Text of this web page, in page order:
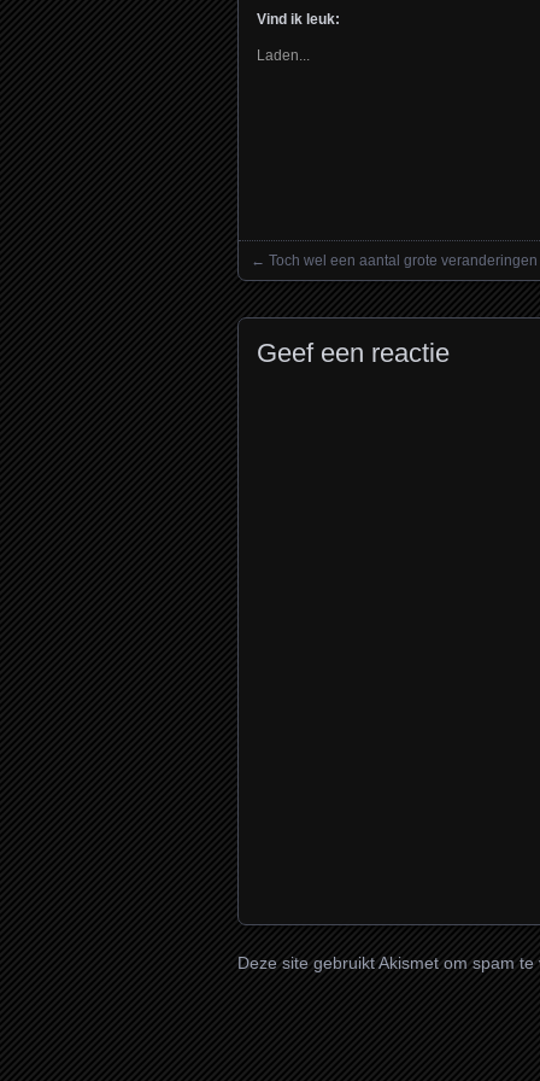
Twitter
(Wordt
een
(Wordt
Vind ik leuk:
Laden...
Posts navigation
← Toch wel een aantal grote veranderingen
Geef een reactie
Deze site gebruikt Akismet om spam